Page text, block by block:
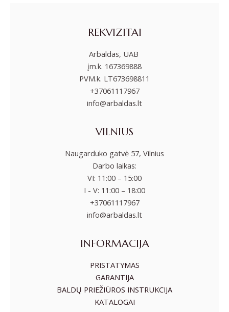
REKVIZITAI
Arbaldas, UAB
įm.k. 167369888
PVM.k. LT673698811
+37061117967
info@arbaldas.lt
VILNIUS
Naugarduko gatvė 57, Vilnius
Darbo laikas:
VI: 11:00 – 15:00
I - V: 11:00 – 18:00
+37061117967
info@arbaldas.lt
INFORMACIJA
PRISTATYMAS
GARANTIJA
BALDŲ PRIEŽIŪROS INSTRUKCIJA
KATALOGAI